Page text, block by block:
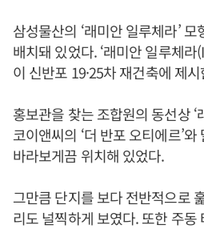
삼성물산의 ‘래미안 일루체라’
배치돼 있었다. ‘래미안 일루체라
이 신반포 19·25차 재건축에 제
홍보관을 찾는 조합원의 동선상 ‘
코이앤씨의 ‘더 반포 오티에르’
바라보게끔 위치해 있었다.
그만큼 단지를 보다 전반적으로
리도 널찍하게 보였다. 또한 주동